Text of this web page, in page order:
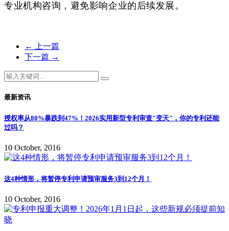
专业机构咨询，避免影响企业的后续发展。
←
上一篇
下一篇 →
最新资讯
授权率从80%暴跌到47%！2026实用新型专利审查"变天"，你的专利还能
过吗？
10 October, 2016
这4种情形，将暂停专利申请预审服务3到12个月！
10 October, 2016